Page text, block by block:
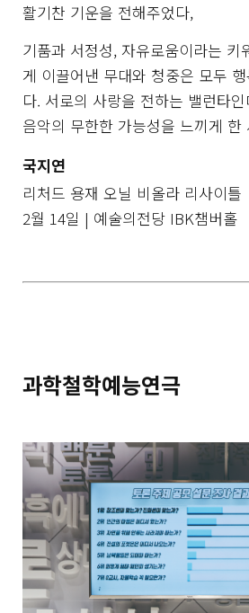
활기찬 기운을 전해주었다,
기품과 서정성, 자유로움이라는 키
게 이끌어낸 무대와 청중은 모두
다. 서로의 사랑을 전하는 밸런타
음악의 무한한 가능성을 느끼게 한
국지연
리처드 용재 오닐 비올라 리사이틀
2월 14일 | 예술의전당 IBK챔버홀
과학철학예능연극